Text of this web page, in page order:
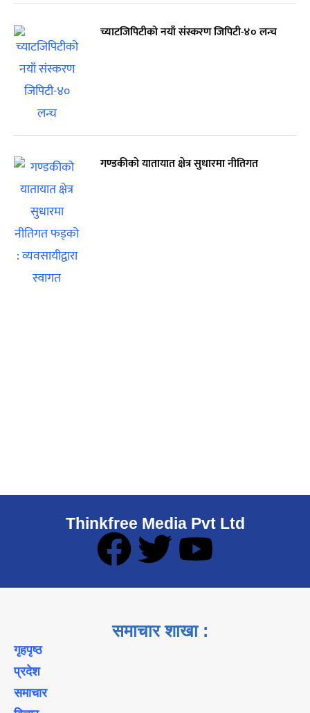
च्याटजिपिटीको नयाँ संस्करण जिपिटी-४० लन्च
गण्डकीको यातायात क्षेत्र सुधारमा नीतिगत
Thinkfree Media Pvt Ltd
समाचार शाखा :
गृहपृष्ठ
प्रदेश
समाचार